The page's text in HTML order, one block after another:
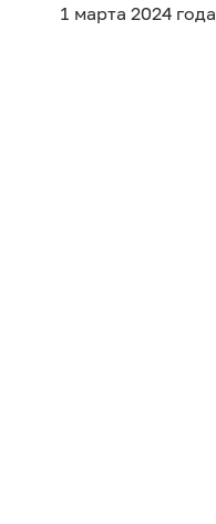
1 марта 2024 года